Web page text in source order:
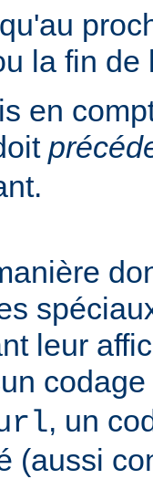
la fin de
en
leur
, un
(aussi